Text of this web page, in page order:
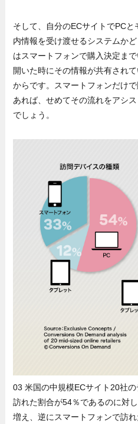
そして、自分のECサイトでPC
内情報を受け渡せるシステムか
はスマートフォンで購入決定ま
開いた時にその情報が共有され
からです。スマートフォンだけ
あれば、せめてその流れをアシ
でしょう。
03 米国の中規模ECサイト20社
訪れた割合が54％であるのに対
増え、逆にスマートフォンで訪